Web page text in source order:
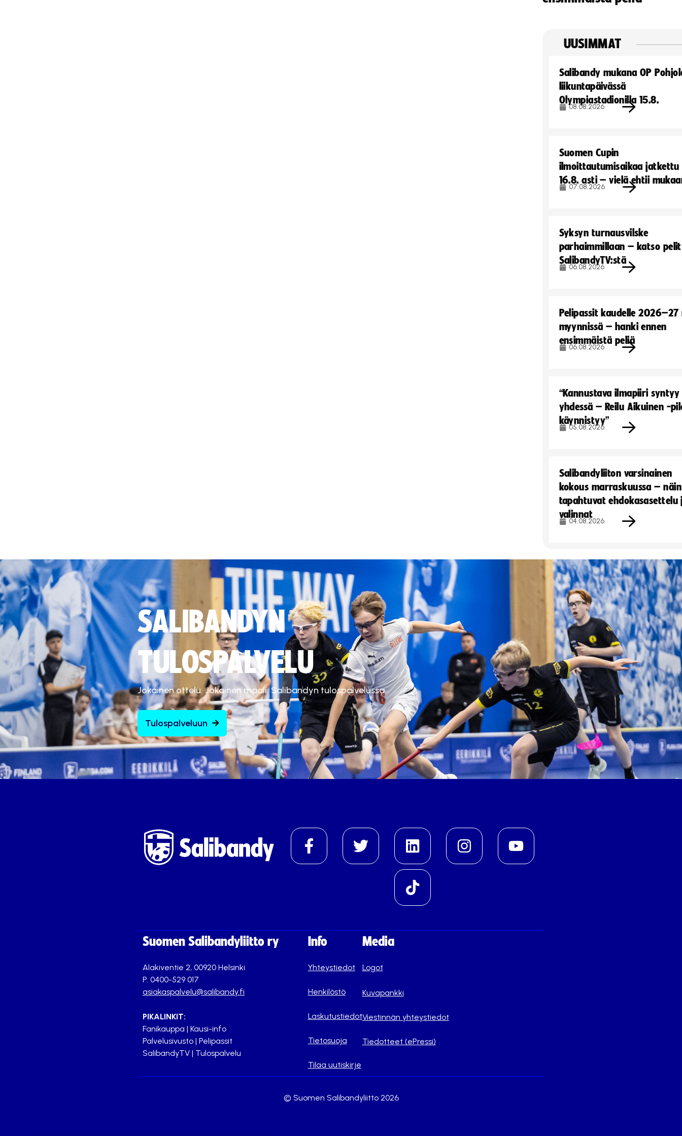
UUSIMMAT
Salibandy mukana OP
liikuntapäivässä
Olympiastadionilla 15.8.
08.08.2026
Suomen Cupin
ilmoittautumisaikaa jatkettu
16.8. asti – vielä ehtii
07.08.2026
Syksyn turnausvilske
parhaimmillaan – katso pelit
SalibandyTV:stä
06.08.2026
Pelipassit kaudelle
myynnissä – hanki ennen
ensimmäistä peliä
06.08.2026
“Kannustava ilmapiiri syntyy
yhdessä – Reilu Aikuinen -
käynnistyy”
05.08.2026
Salibandyliiton varsinainen
kokous marraskuussa – näin
tapahtuvat ehdokasasettelu
valinnat
04.08.2026
SALIBANDYN
TULOSPALVELU
Jokainen ottelu. Jokainen maali. Salibandyn tulospalvelussa.
Tulospalveluun
Suomen Salibandyliitto ry
Alakiventie 2, 00920 Helsinki
P. 0400-529 017
asiakaspalvelu@salibandy.fi
PIKALINKIT:
Fanikauppa | Kausi-info
Palvelusivusto | Pelipassit
SalibandyTV | Tulospalvelu
Info
Yhteystiedot
Henkilöstö
Laskutustiedot
Tietosuoja
Tilaa uutiskirje
Media
Logot
Kuvapankki
Viestinnän yhteystiedot
Tiedotteet (ePressi)
© Suomen Salibandyliitto 2026